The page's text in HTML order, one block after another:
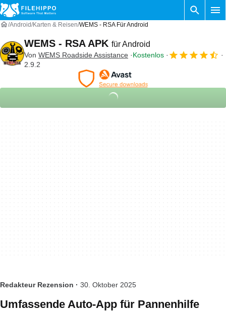
Android Karten & Reisen WEMS - RSA Für Android
WEMS - RSA APK für Android
Von WEMS Roadside Assistance
Kostenlos
2.9.2
Redakteur Rezension · 30. Oktober 2025
Umfassende Auto-App für Pannenhilfe